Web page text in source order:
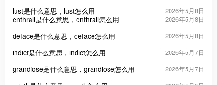
lust是什么意思，lust怎么用 2026年5月8日
enthrall是什么意思，enthrall怎么用 2026年5月8日
deface是什么意思，deface怎么用 2026年5月8日
indict是什么意思，indict怎么用 2026年5月7日
grandiose是什么意思，grandiose怎么用 2026年5月7日